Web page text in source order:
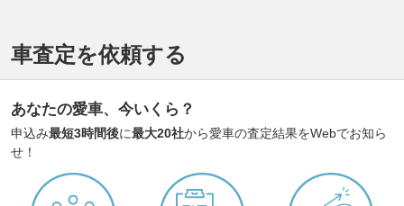
車査定を依頼する
あなたの愛車、今いくら？
申込み最短3時間後に最大20社から愛車の査定結果をWebでお知ら
せ！